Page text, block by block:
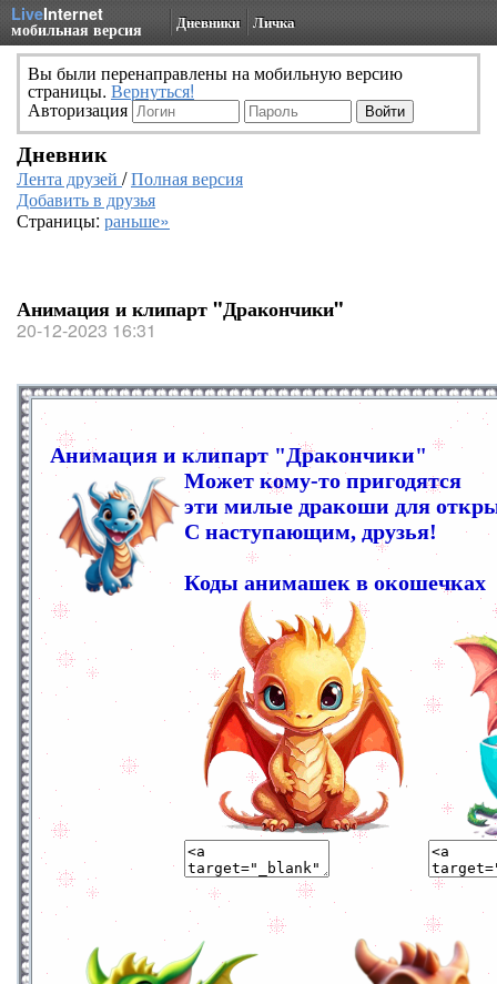
LiveInternet
мобильная версия Дневники Личка
Вы были перенаправлены на мобильную версию
страницы. Вернуться!
Авторизация
Дневник
Лента друзей /Полная версия
Добавить в друзья
Страницы: раньше»
Анимация и клипарт "Дракончики"
20-12-2023 16:31
Анимация и клипарт "Дракончики"
Может кому-то пригодятся
эти милые дракоши для
С наступающим, друзья!
Коды анимашек в окошечках